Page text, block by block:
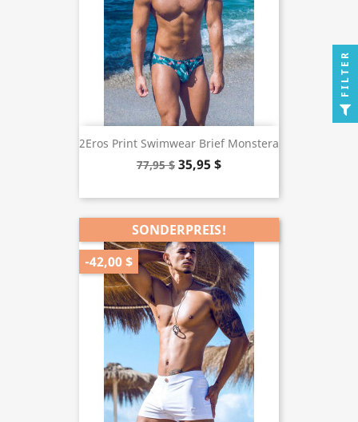
2Eros Print Swimwear Brief Monstera
77,95 $ 35,95 $
SONDERPREIS!
-42,00 $
FILTER